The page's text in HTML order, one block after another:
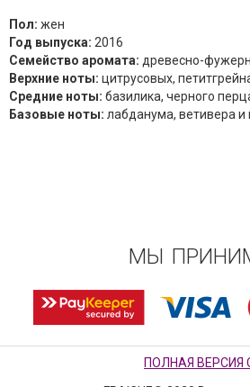
Пол: жен
Год выпуска: 2016
Семейство аромата: древесно-
Верхние ноты: цитрусовых,
Средние ноты: базилика, черного
Базовые ноты: лабданума, ветивера
МЫ
ПОЛНАЯ ВЕРСИЯ